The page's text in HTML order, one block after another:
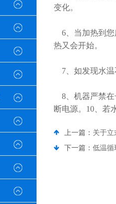
变化。
6、当加热到您
热又会开始。
7、如发现水温
8、机器严禁在
断电源。10、若
上一篇： 关于立
下一篇： 低温循